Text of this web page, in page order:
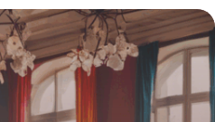
et soulager